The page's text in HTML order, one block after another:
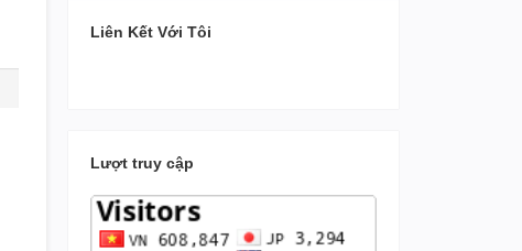
Liên Kết Với Tôi
Lượt truy cập